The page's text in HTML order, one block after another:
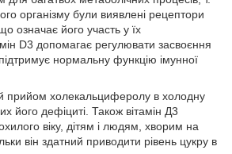
організму були виявлені рецептори
означає його участь у їх
D3 допомагає регулювати засвоєння
нормальну функцію імунної
прийом холекальциферолу в холодну
його дефіциті. Також вітамін Д3
віку, дітям і людям, хворим на
він здатний приводити рівень цукру в